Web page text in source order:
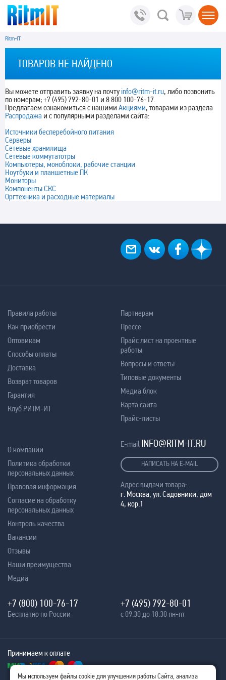
Ritm-IT
ТОВАРОВ НЕ НАЙДЕНО
Вы можете отправить заявку на почту info@ritm-it.ru, либо позвонить
по номерам; +7 (495) 792-80-01 и 8 800 100-76-17.
Предлагаем ознакомиться с нашими Акциями, товарами из раздела
Распродажа и с популярными разделами сайта:
Источники бесперебойного питания
Серверы
Сетевые хранилища
Сетевые коммутатотры
Компьютеры, моноблоки, рабочие станции
Ноутбуки и планшетные ПК
Мониторы
Компоненты СКС
Оргтехника и расходные материалы
Правила работы
Как приобрести
Оптовикам
Способы оплаты
Доставка
Возврат товаров
Гарантия
Клуб РИТМ-ИТ
Партнерам
Прессе
Прайс лист на проектные
работы
Вопросы и ответы
Типовые документы
Медиа блок
Карта сайта
Прайс-листы
О компании
Политика обработки
персональных данных
Правовая информация
Согласие на обработку
персональных данных
Контроль качества
Вакансии
Отзывы
Наши преимущества
Медиа
E-mail INFO@RITM-IT.RU
НАПИСАТЬ НА E-MAIL
Адрес выдачи товара:
г. Москва, ул. Садовники, дом
4, кор.1
+7 (800) 100-76-17
Бесплатно по России
+7 (495) 792-80-01
с 09:30 до 18:30 пн-пт
Принимаем к оплате
Мы используем файлы cookie для улучшения работы Сайта, анализа